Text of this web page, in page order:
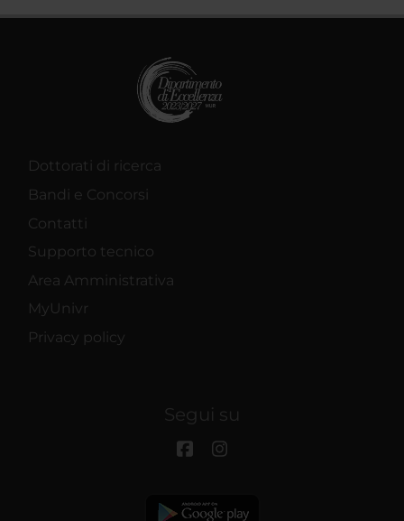
Dottorati di ricerca
Bandi e Concorsi
Contatti
Supporto tecnico
Area Amministrativa
MyUnivr
Privacy policy
Segui su